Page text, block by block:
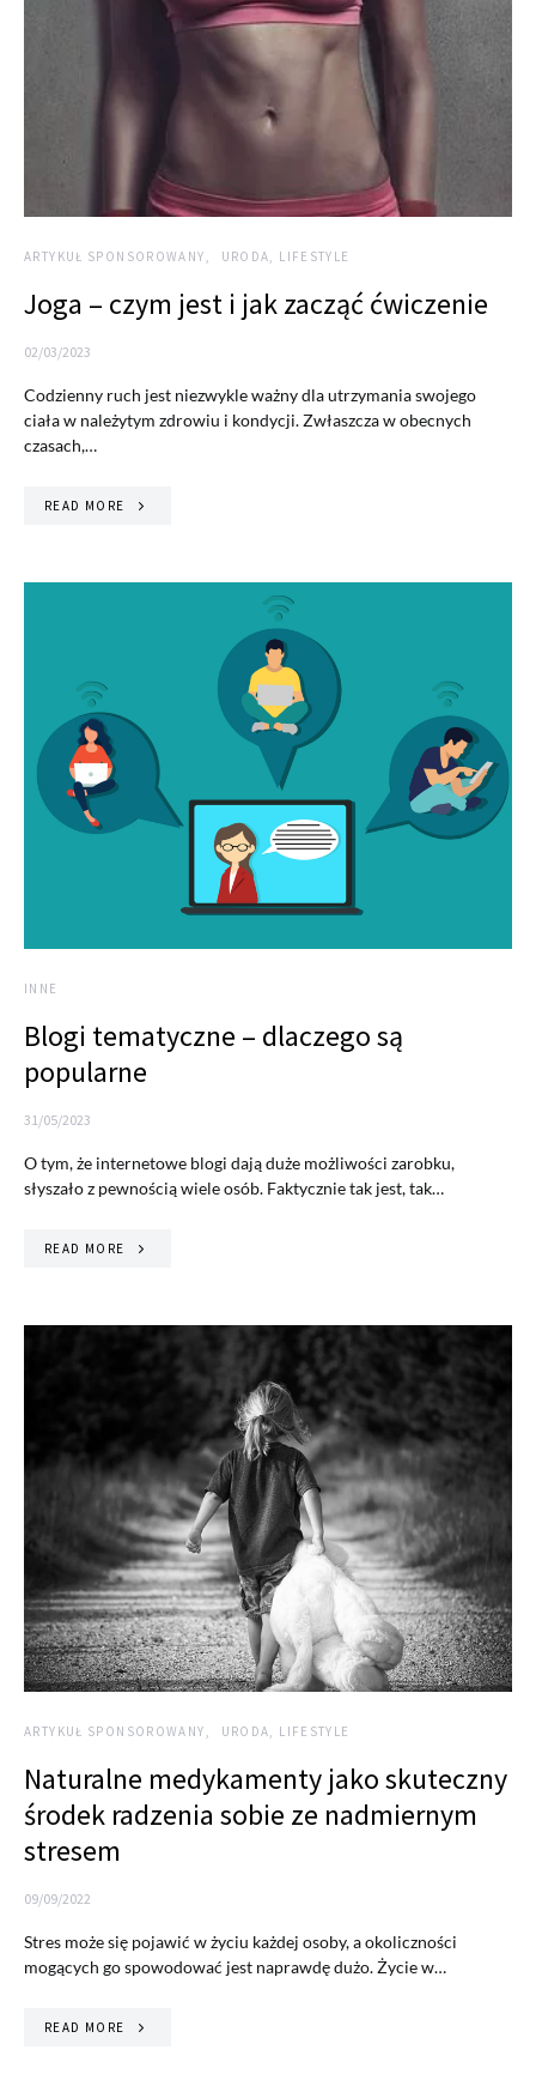
ARTYKUŁ SPONSOROWANY URODA, LIFESTYLE
Joga – czym jest i jak zacząć ćwiczenie
02/03/2023
Codzienny ruch jest niezwykle ważny dla utrzymania swojego
ciała w należytym zdrowiu i kondycji. Zwłaszcza w obecnych
czasach,…
READ MORE
INNE
Blogi tematyczne – dlaczego są
popularne
31/05/2023
O tym, że internetowe blogi dają duże możliwości zarobku,
słyszało z pewnością wiele osób. Faktycznie tak jest, tak…
READ MORE
ARTYKUŁ SPONSOROWANY URODA, LIFESTYLE
Naturalne medykamenty jako skuteczny
środek radzenia sobie ze nadmiernym
stresem
09/09/2022
Stres może się pojawić w życiu każdej osoby, a okoliczności
mogących go spowodować jest naprawdę dużo. Życie w…
READ MORE